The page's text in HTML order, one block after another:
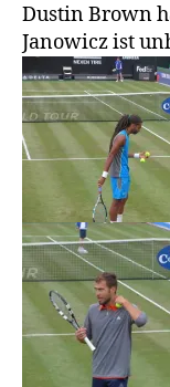
Dustin Brown
Janowicz ist